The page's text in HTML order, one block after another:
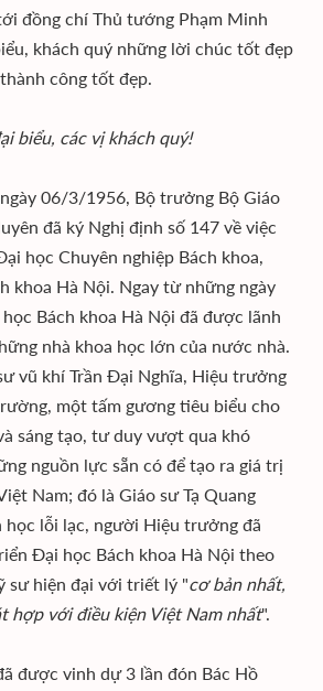
đồng chí Thủ tướng Phạm Minh
khách quý những lời chúc tốt đẹp
công tốt đẹp.
biểu, các vị khách quý!
06/3/1956, Bộ trưởng Bộ Giáo
đã ký Nghị định số 147 về việc
học Chuyên nghiệp Bách khoa,
khoa Hà Nội. Ngay từ những ngày
Bách khoa Hà Nội đã được lãnh
nhà khoa học lớn của nước nhà.
vũ khí Trần Đại Nghĩa, Hiệu trưởng
một tấm gương tiêu biểu cho
sáng tạo, tư duy vượt qua khó
nguồn lực sẵn có để tạo ra giá trị
Nam; đó là Giáo sư Tạ Quang
học lỗi lạc, người Hiệu trưởng đã
Đại học Bách khoa Hà Nội theo
sư hiện đại với triết lý "cơ bản nhất,
hợp với điều kiện Việt Nam nhất".
được vinh dự 3 lần đón Bác Hồ